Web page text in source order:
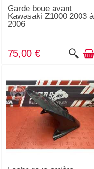
Garde boue avant
Kawasaki Z1000 2003 à
2006
75,00 €